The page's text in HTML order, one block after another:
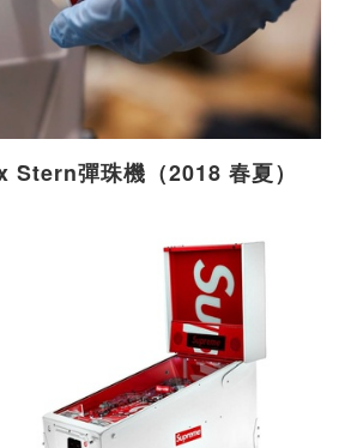
彈珠機（2018 春夏）